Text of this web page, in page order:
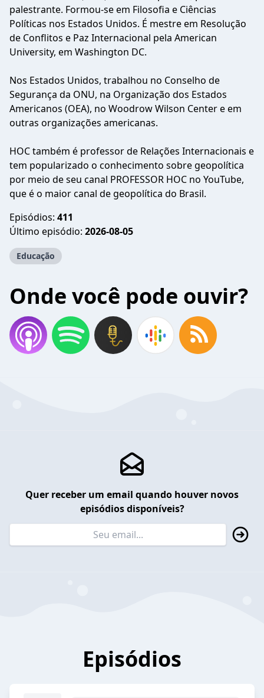
palestrante. Formou-se em Filosofia e Ciências
Políticas nos Estados Unidos. É mestre em Resolução
de Conflitos e Paz Internacional pela American
University, em Washington DC.
Nos Estados Unidos, trabalhou no Conselho de
Segurança da ONU, na Organização dos Estados
Americanos (OEA), no Woodrow Wilson Center e em
outras organizações americanas.
HOC também é professor de Relações Internacionais e
tem popularizado o conhecimento sobre geopolítica
por meio de seu canal PROFESSOR HOC no YouTube,
que é o maior canal de geopolítica do Brasil.
Episódios: 411
Último episódio: 2026-08-05
Educação
Onde você pode ouvir?
Quer receber um email quando houver novos
episódios disponíveis?
Episódios